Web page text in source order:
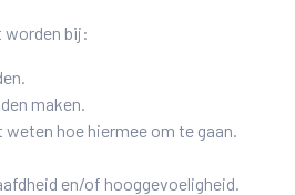
worden bij:
maken.
hoe hiermee om te gaan.
en/of hooggevoeligheid.